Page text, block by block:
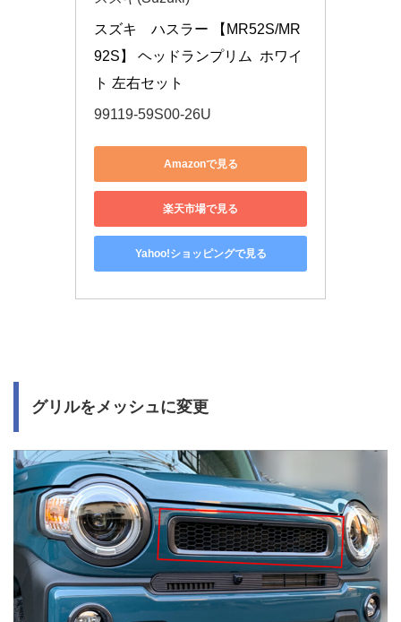
スズキ　ハスラー 【MR52S/MR
92S】 ヘッドランプリム  ホワイ
ト 左右セット
99119-59S00-26U
Amazonで見る
楽天市場で見る
Yahoo!ショッピングで見る
グリルをメッシュに変更